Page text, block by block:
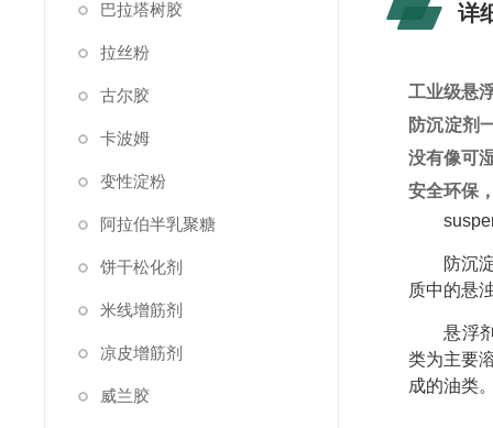
巴拉塔树胶
拉丝粉
古尔胶
卡波姆
变性淀粉
阿拉伯半乳聚糖
饼干松化剂
米线增筋剂
凉皮增筋剂
威兰胶
详
工业级悬
防沉淀剂
没有像可
安全环保
防沉
质中的悬
悬浮
类为主要
成的油类